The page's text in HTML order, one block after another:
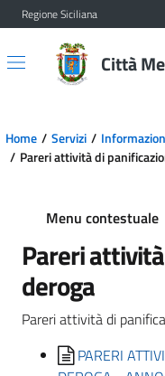
Vai al contenuto principale
Vai al menu principale
Regione Siciliana
Città
Home Servizi
Pareri attività di
Menu contestuale
Pareri
deroga
Pareri attività di
PARERI